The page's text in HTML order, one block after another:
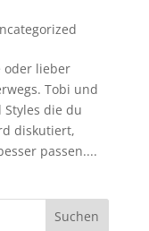
oder lieber
Tobi und
Styles die du
diskutiert,
passen....